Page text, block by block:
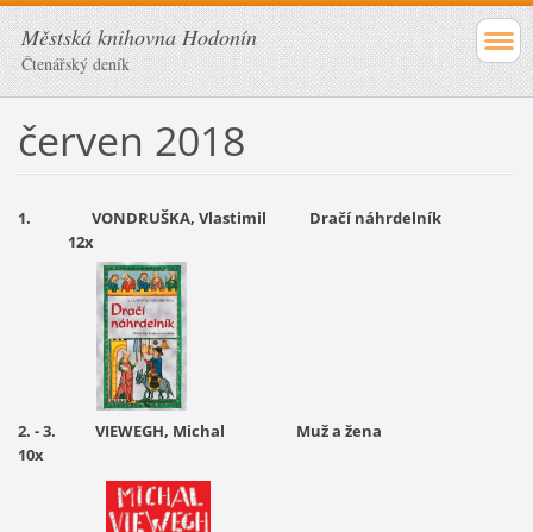
Městská knihovna Hodonín
Čtenářský deník
červen 2018
1. VONDRUŠKA, Vlastimil Dračí náhrdelník
12x
2. - 3. VIEWEGH, Michal Muž a žena
10x